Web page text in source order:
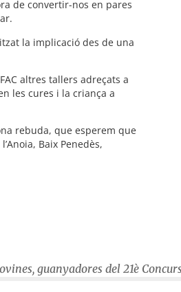
de convertir-nos en pares
la implicació des de una
altres tallers adreçats a
les cures i la criança a
rebuda, que esperem que
Baix Penedès,